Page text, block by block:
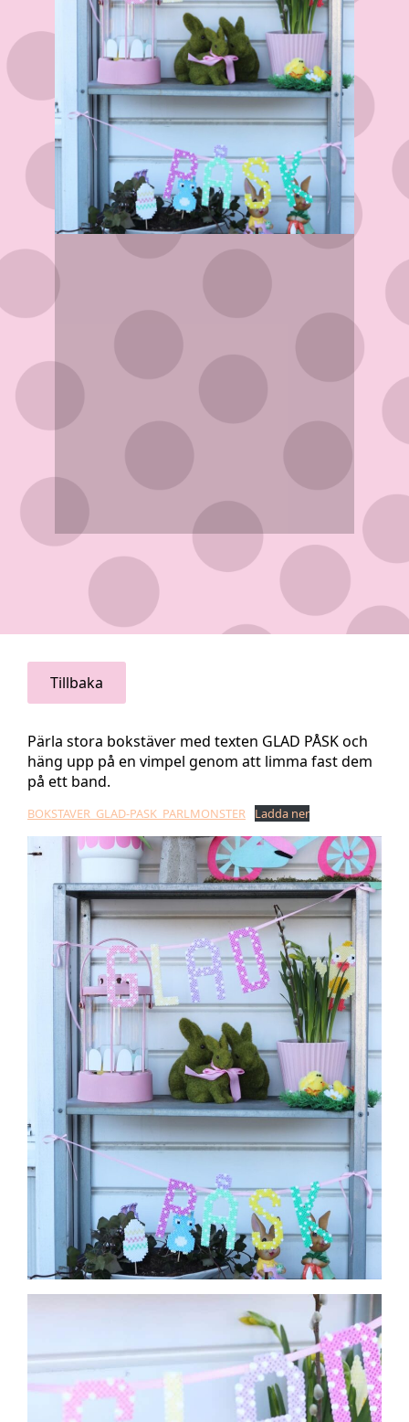
Tillbaka
Pärla stora bokstäver med texten GLAD PÅSK och
häng upp på en vimpel genom att limma fast dem
på ett band.
BOKSTAVER_GLAD-PASK_PARLMONSTER Ladda ner